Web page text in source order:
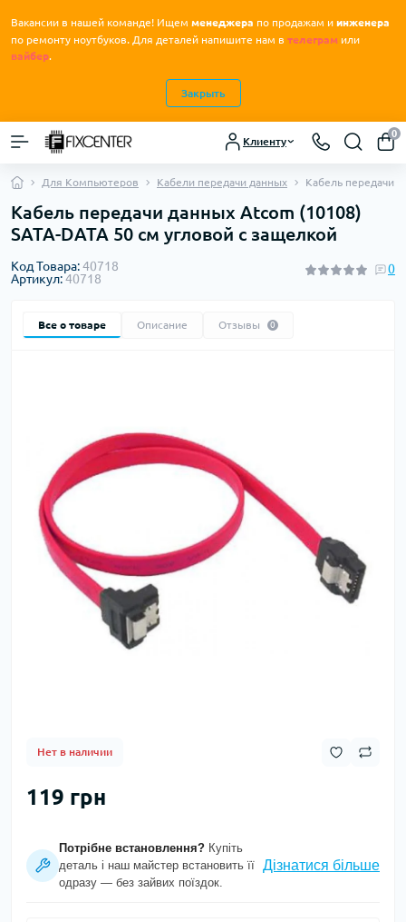
Вакансии в нашей команде! Ищем менеджера по продажам и инженера
по ремонту ноутбуков. Для деталей напишите нам в телеграм или
вайбер.
Закрыть
Клиенту
0
Для Компьютеров Кабели передачи данных Кабель передачи
Кабель передачи данных Atcom (10108)
SATA-DATA 50 см угловой с защелкой
Код Товара:40718
Артикул:40718
0
Все о товаре Описание Отзывы 0
Нет в наличии
119 грн
Потрібне встановлення? Купіть
деталь і наш майстер встановить її
одразу — без зайвих поїздок.
Дізнатися більше